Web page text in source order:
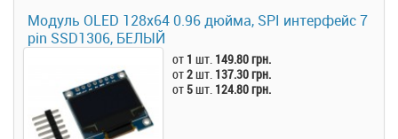
Модуль OLED 128x64 0.96 дюйма, SPI интерфейс 7
pin SSD1306, БЕЛЫЙ
от 1 шт. 149.80 грн.
от2шт. 137.30 грн.
от 5шт. 124.80 грн.